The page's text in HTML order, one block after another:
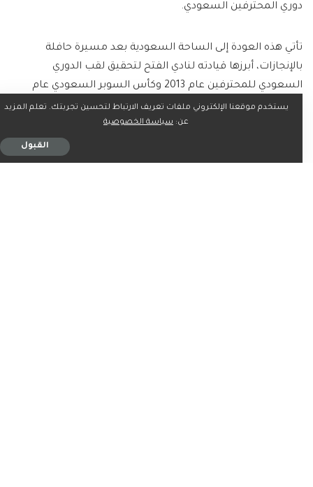
دوري المحترفين السعودي.
تأتي هذه العودة إلى الساحة السعودية بعد مسيرة حافلة
بالإنجازات، أبرزها قيادته لنادي الفتح لتحقيق لقب الدوري
السعودي للمحترفين عام 2013 وكأس السوبر السعودي عام
2014. ورغم تاريخه الناصع، يواجه الجبال هذه المرة تحديًا غير
مسبوق في مسيرته التدريبية، حيث يتعين عليه تحقيق معجزة
يستخدم موقعنا الإلكتروني ملفات تعريف الارتباط لتحسين تجربتك. تعلم المزيد
عن: سياسة الخصوصية
القبول